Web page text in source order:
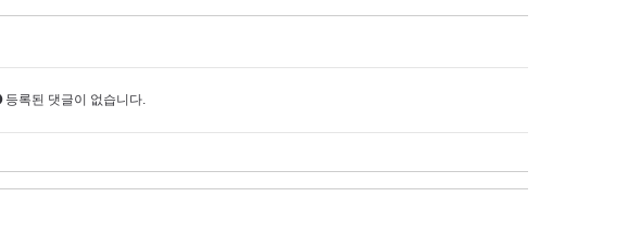
등록된 댓글이 없습니다.